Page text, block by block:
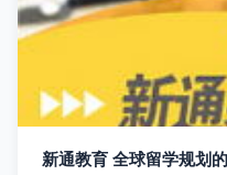
新通教育 全球留学规划